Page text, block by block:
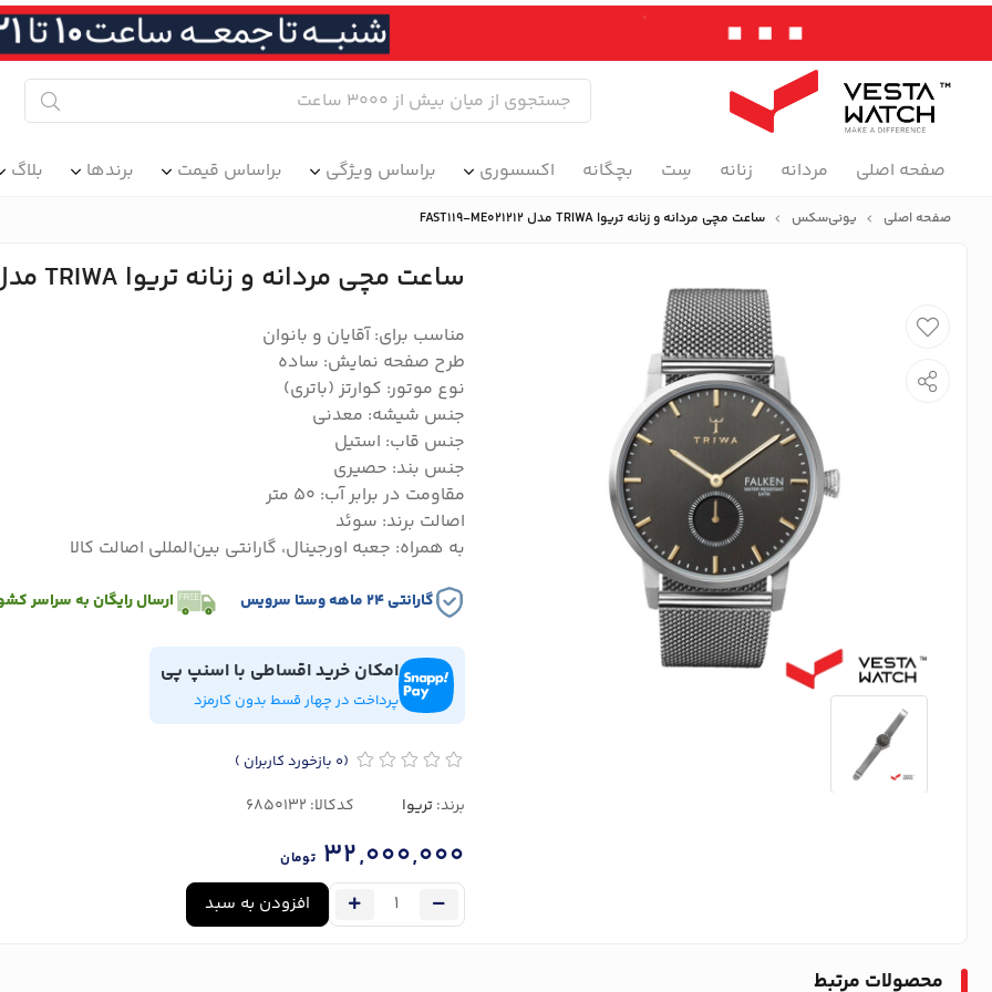
صفحه اصلی مردانه زنانه سِت بچگانه اکسسوری براساس ویژگی براساس قیمت برندها بلاگ
صفحه اصلی یونی‌سکس ساعت مچی مردانه و زنانه تریوا TRIWA مدل FAST119-ME021212
ساعت مچی مردانه و زنانه تریوا TRIWA مدل FAST119-ME021212
مناسب برای: آقایان و بانوان
طرح صفحه نمایش: ساده
نوع موتور: کوارتز (باتری)
جنس شیشه: معدنی
جنس قاب: استیل
جنس بند: حصیری
مقاومت در برابر آب: 50 متر
اصالت برند: سوئد
به همراه: جعبه اورجینال، گارانتی بین‌المللی اصالت کالا
گارانتی ۲۴ ماهه وستا سرویس ارسال رایگان به سراسر
امکان خرید اقساطی با اسنپ پی
پرداخت در چهار قسط بدون کارمزد
(0 بازخورد کاربران )
برند:تریوا کدکالا:
32,000,000 تومان
افزودن به سبد
محصولات مرتبط